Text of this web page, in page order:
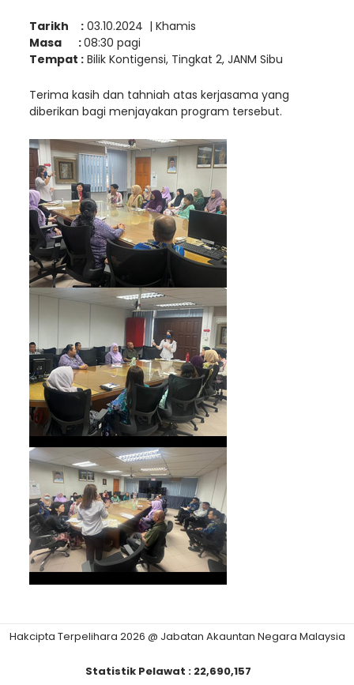
Tarikh : 03.10.2024 | Khamis
Masa :08:30 pagi
Tempat : Bilik Kontigensi, Tingkat 2, JANM Sibu
Terima kasih dan tahniah atas kerjasama yang
diberikan bagi menjayakan program tersebut.
Hakcipta Terpelihara 2026 @ Jabatan Akauntan Negara Malaysia
Statistik Pelawat : 22,690,157